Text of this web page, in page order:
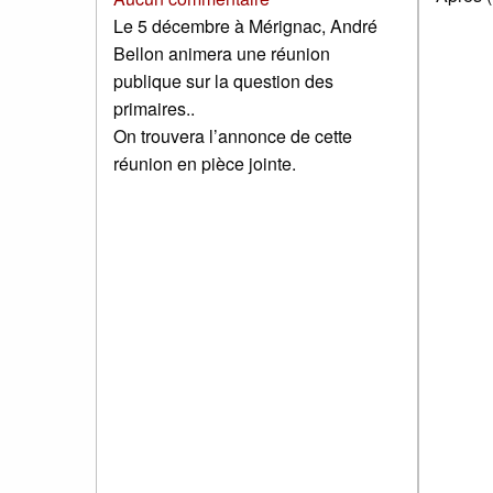
Le 5 décembre à Mérignac, André
Bellon animera une réunion
publique sur la question des
primaires..
On trouvera l’annonce de cette
réunion en pièce jointe.